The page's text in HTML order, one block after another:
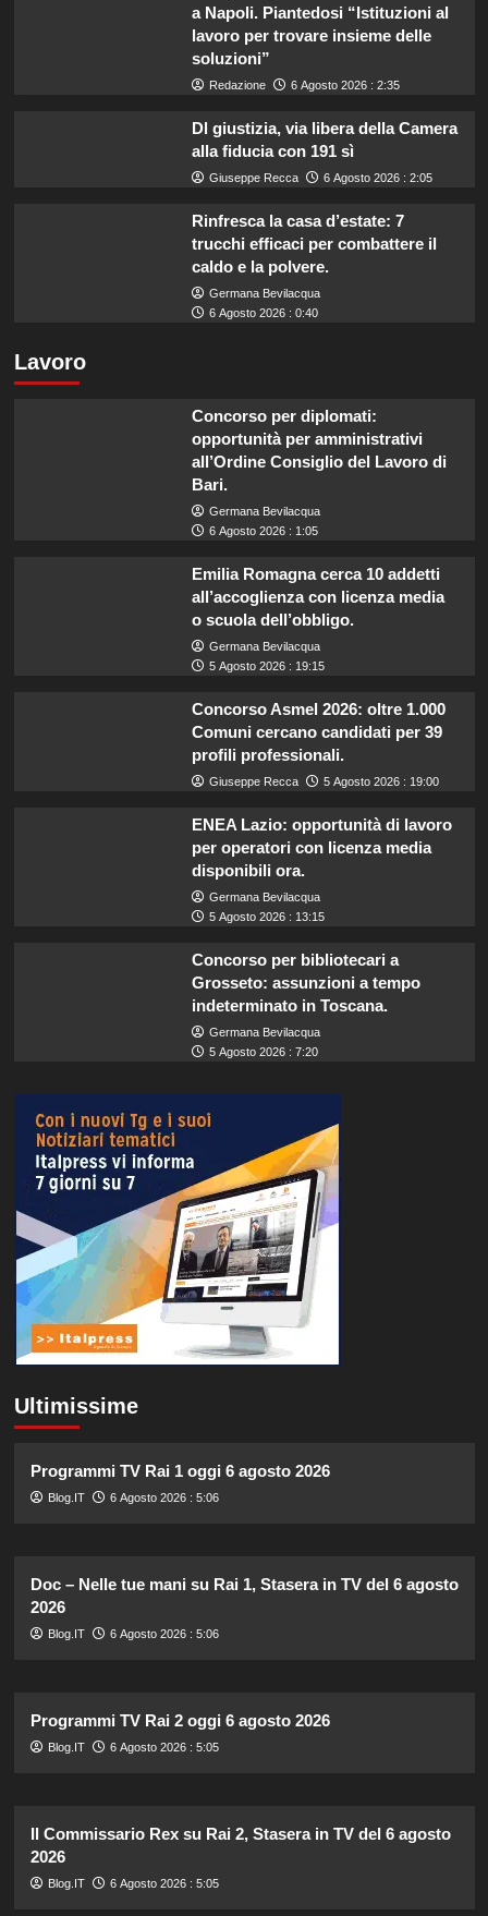
a Napoli. Piantedosi “Istituzioni al
lavoro per trovare insieme delle
soluzioni”
Redazione 6 Agosto 2026 : 2:35
Dl giustizia, via libera della Camera
alla fiducia con 191 sì
Giuseppe Recca 6 Agosto 2026 : 2:05
Rinfresca la casa d’estate: 7
trucchi efficaci per combattere il
caldo e la polvere.
Germana Bevilacqua
6 Agosto 2026 : 0:40
Lavoro
Concorso per diplomati:
opportunità per amministrativi
all’Ordine Consiglio del Lavoro di
Bari.
Germana Bevilacqua
6 Agosto 2026 : 1:05
Emilia Romagna cerca 10 addetti
all’accoglienza con licenza media
o scuola dell’obbligo.
Germana Bevilacqua
5 Agosto 2026 : 19:15
Concorso Asmel 2026: oltre 1.000
Comuni cercano candidati per 39
profili professionali.
Giuseppe Recca 5 Agosto 2026 : 19:00
ENEA Lazio: opportunità di lavoro
per operatori con licenza media
disponibili ora.
Germana Bevilacqua
5 Agosto 2026 : 13:15
Concorso per bibliotecari a
Grosseto: assunzioni a tempo
indeterminato in Toscana.
Germana Bevilacqua
5 Agosto 2026 : 7:20
Ultimissime
Programmi TV Rai 1 oggi 6 agosto 2026
Blog.IT 6 Agosto 2026 : 5:06
Doc – Nelle tue mani su Rai 1, Stasera in TV del 6 agosto
2026
Blog.IT 6 Agosto 2026 : 5:06
Programmi TV Rai 2 oggi 6 agosto 2026
Blog.IT 6 Agosto 2026 : 5:05
Il Commissario Rex su Rai 2, Stasera in TV del 6 agosto
2026
Blog.IT 6 Agosto 2026 : 5:05